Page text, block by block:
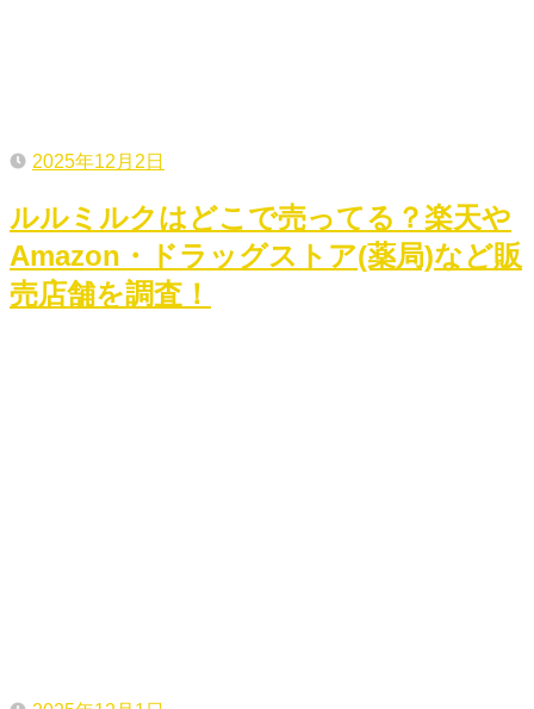
2025年12月2日
ルルミルクはどこで売ってる？楽天や
Amazon・ドラッグストア(薬局)など販
売店舗を調査！